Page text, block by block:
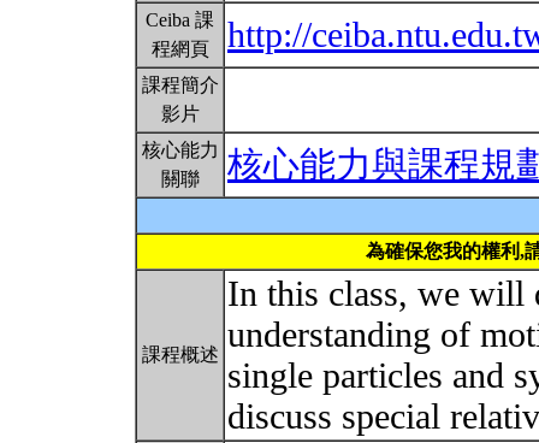
Ceiba 課
程網頁
http://
課程簡介
影片
核心能力
關聯
核心能力與課程規
為確保您我的權利,
課程概述
In this class, we will
understanding of
single particles and
discuss special